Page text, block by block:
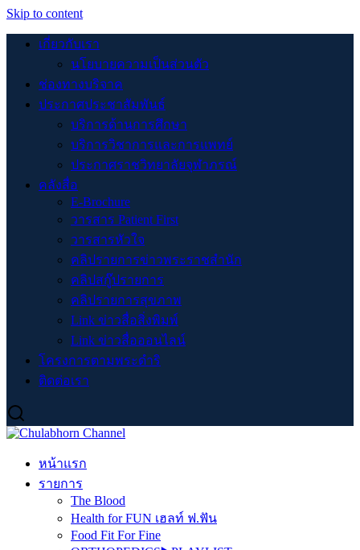
Skip to content
เกี่ยวกับเรา
นโยบายความเป็นส่วนตัว
ช่องทางบริจาค
ประกาศประชาสัมพันธ์
บริการด้านการศึกษา
บริการวิชาการและการแพทย์
ประกาศราชวิทยาลัยจุฬาภรณ์
คลังสื่อ
E-Brochure
วารสาร Patient First
วารสารหัวใจ
คลิปรายการข่าวพระราชสำนัก
คลิปสกู๊ปรายการ
คลิปรายการสุขภาพ
Link ข่าวสื่อสิ่งพิมพ์
Link ข่าวสื่อออนไลน์
โครงการตามพระดำริ
ติดต่อเรา
หน้าแรก
รายการ
The Blood
Health for FUN เฮลท์ ฟ.ฟัน
Food Fit For Fine